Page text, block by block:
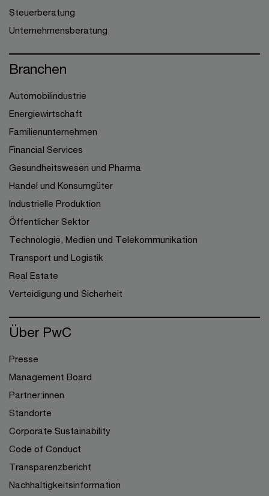
Steuerberatung
Unternehmensberatung
Branchen
Automobilindustrie
Energiewirtschaft
Familienunternehmen
Financial Services
Gesundheitswesen und Pharma
Handel und Konsumgüter
Industrielle Produktion
Öffentlicher Sektor
Technologie, Medien und Telekommunikation
Transport und Logistik
Real Estate
Verteidigung und Sicherheit
Über PwC
Presse
Management Board
Partner:innen
Standorte
Corporate Sustainability
Code of Conduct
Transparenzbericht
Nachhaltigkeitsinformation